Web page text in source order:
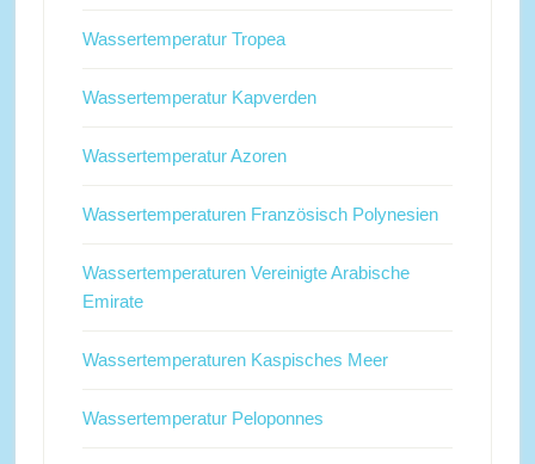
Wassertemperatur Tropea
Wassertemperatur Kapverden
Wassertemperatur Azoren
Wassertemperaturen Französisch Polynesien
Wassertemperaturen Vereinigte Arabische
Emirate
Wassertemperaturen Kaspisches Meer
Wassertemperatur Peloponnes